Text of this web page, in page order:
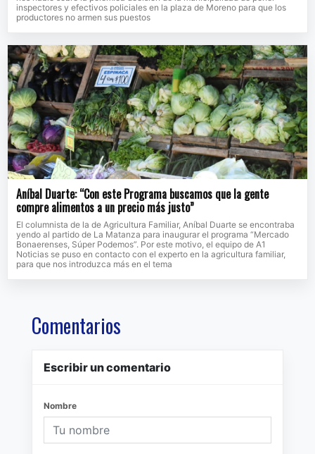
inspectores y efectivos policiales en la plaza de Moreno para que los
productores no armen sus puestos
Aníbal Duarte: “Con este Programa buscamos que la gente
compre alimentos a un precio más justo”
El columnista de la de Agricultura Familiar, Aníbal Duarte se encontraba
yendo al partido de La Matanza para inaugurar el programa “Mercado
Bonaerenses, Súper Podemos”. Por este motivo, el equipo de A1
Noticias se puso en contacto con el experto en la agricultura familiar,
para que nos introduzca más en el tema
Comentarios
Escribir un comentario
Nombre